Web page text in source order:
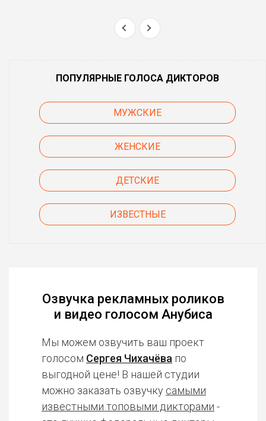
ПОПУЛЯРНЫЕ ГОЛОСА ДИКТОРОВ
МУЖСКИЕ
ЖЕНСКИЕ
ДЕТСКИЕ
ИЗВЕСТНЫЕ
Озвучка рекламных роликов
и видео голосом Анубиса
Мы можем озвучить ваш проект
голосом Сергея Чихачёва по
выгодной цене! В нашей студии
можно заказать озвучку самыми
известными топовыми дикторами -